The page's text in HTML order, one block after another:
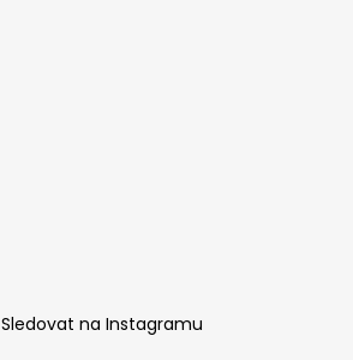
Sledovat na Instagramu